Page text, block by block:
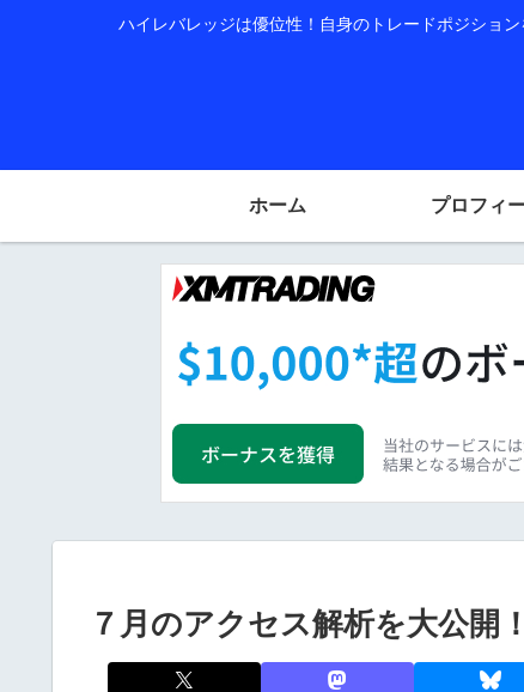
ハイレバレッジは優位性！自身のトレードポジショ
ホーム プロフィ
７月のアクセス解析を大公開！